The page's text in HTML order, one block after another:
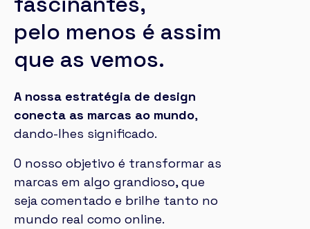
pelo menos é assim
que as vemos.
A nossa estratégia de design
conecta as marcas ao mundo,
dando-lhes significado.
O nosso objetivo é transformar as
marcas em algo grandioso, que
seja comentado e brilhe tanto no
mundo real como online.